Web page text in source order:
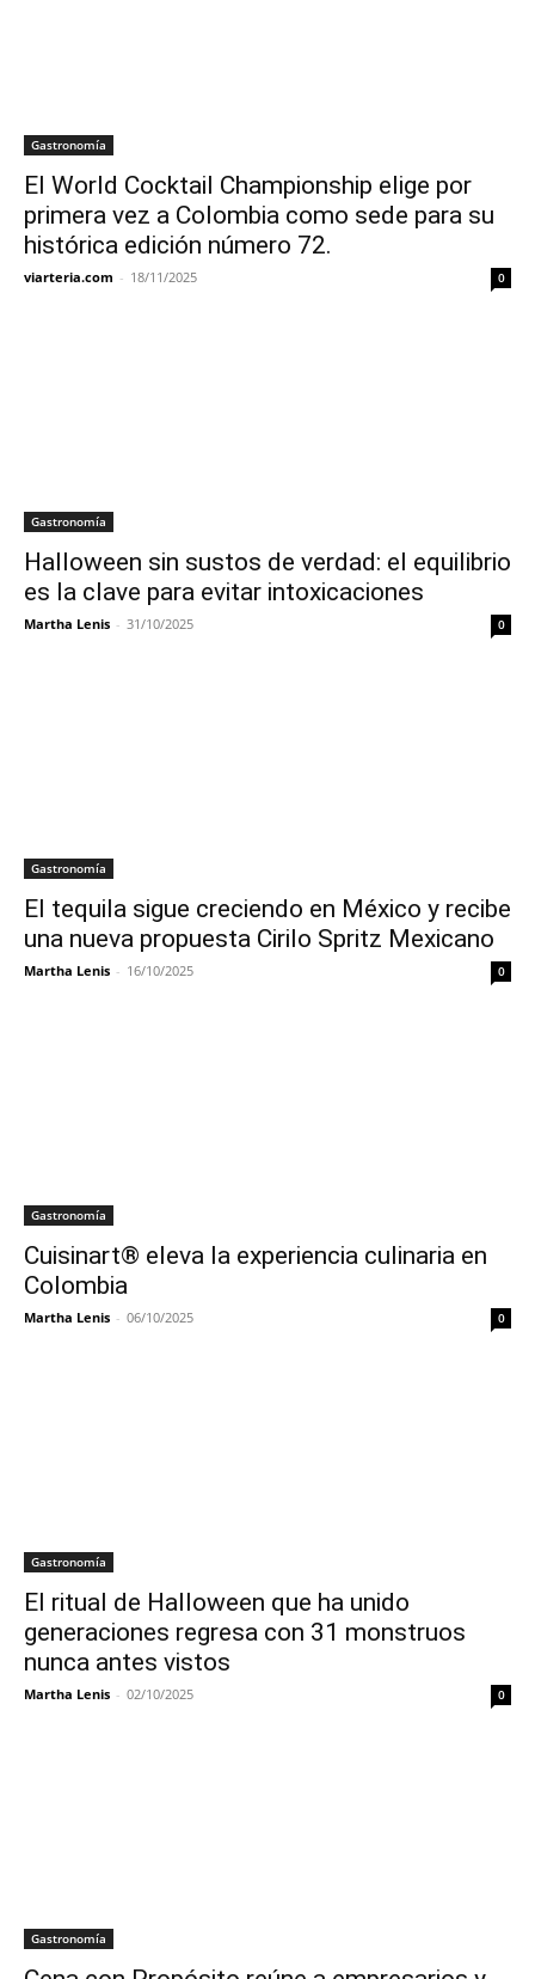
Gastronomía
El World Cocktail Championship elige por
primera vez a Colombia como sede para su
histórica edición número 72.
viarteria.com - 18/11/2025 0
Gastronomía
Halloween sin sustos de verdad: el equilibrio
es la clave para evitar intoxicaciones
Martha Lenis - 31/10/2025 0
Gastronomía
El tequila sigue creciendo en México y recibe
una nueva propuesta Cirilo Spritz Mexicano
Martha Lenis - 16/10/2025 0
Gastronomía
Cuisinart® eleva la experiencia culinaria en
Colombia
Martha Lenis - 06/10/2025 0
Gastronomía
El ritual de Halloween que ha unido
generaciones regresa con 31 monstruos
nunca antes vistos
Martha Lenis - 02/10/2025 0
Gastronomía